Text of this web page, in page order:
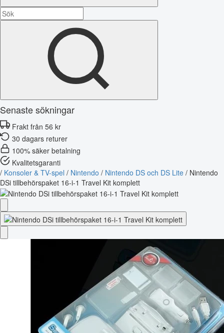
Senaste sökningar
Frakt från 56 kr
30 dagars returer
100% säker betalning
Kvalitetsgaranti
/ Konsoler & TV-spel / Nintendo / Nintendo DS och DS Lite / Nintendo
DSi tillbehörspaket 16-i-1 Travel Kit komplett